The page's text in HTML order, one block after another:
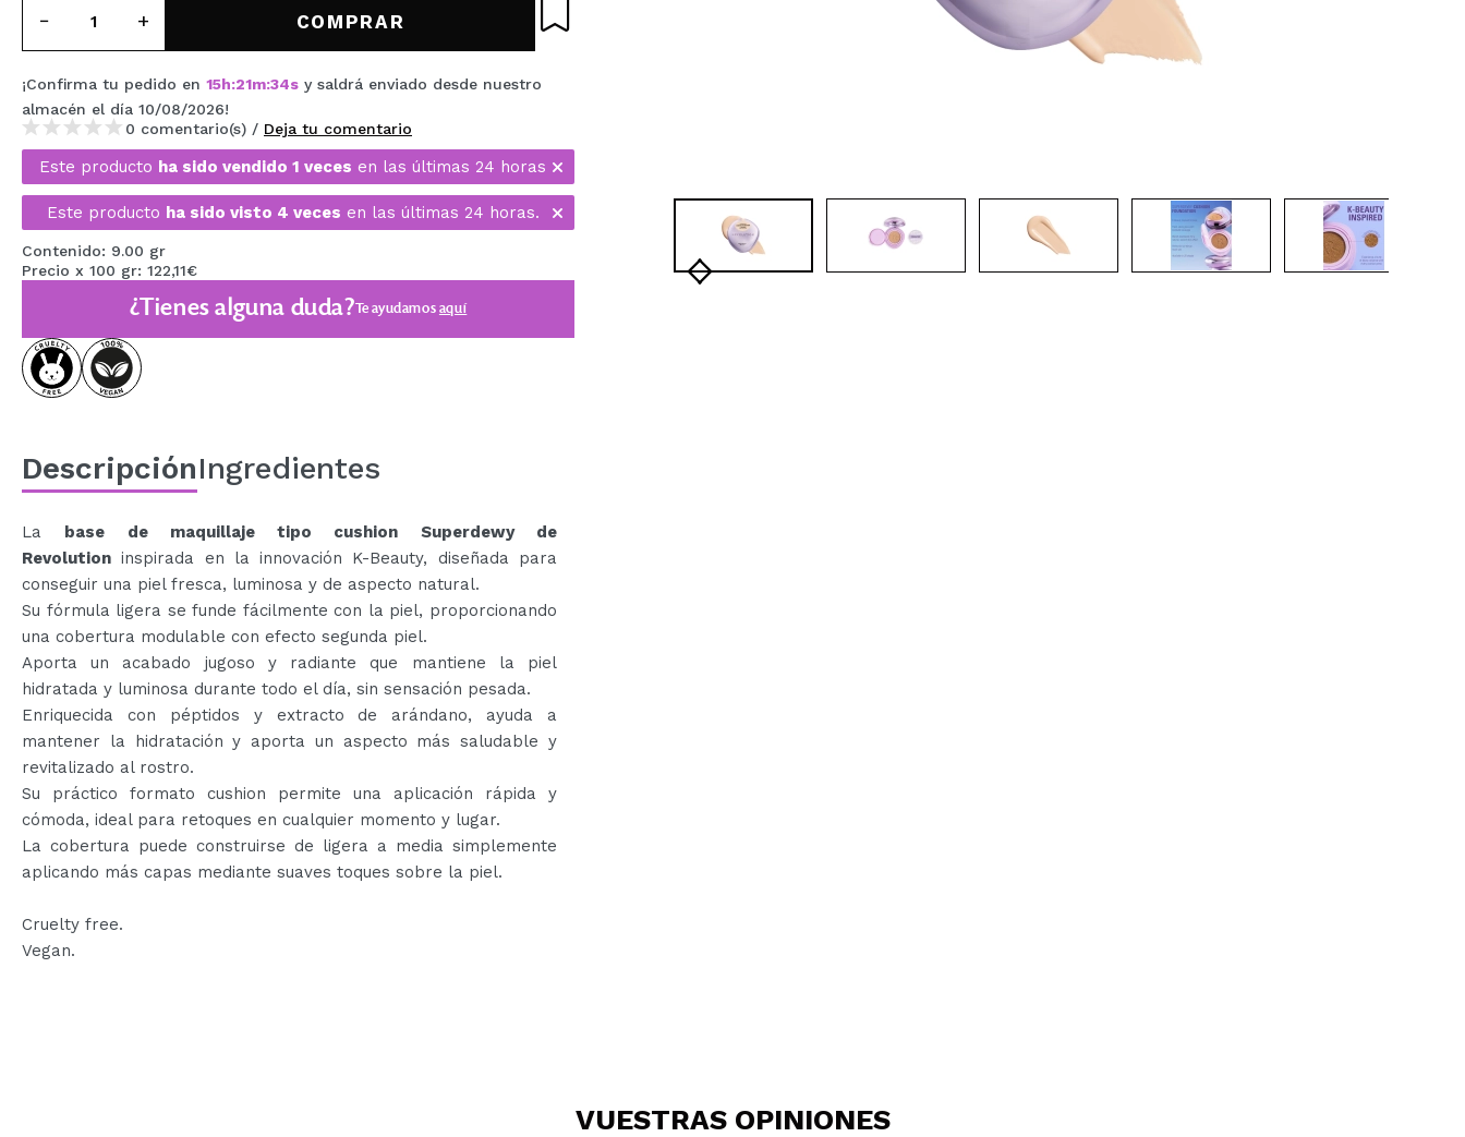
MAQUIFARMA
TRAVEL SIZE
NATURE
OFERTAS
OUTLET
¡HAN VUELTO!
PRÓXIMAMENTE
BLOG
CREAR CUENTA
COMPRAR
¡Confirma tu pedido en 15h:21m:34s y saldrá enviado desde nuestro
almacén el día 10/08/2026!
0 comentario(s) / Deja tu comentario
Este producto ha sido vendido 1 veces en las últimas 24 horas
Este producto ha sido visto 4 veces en las últimas 24 horas.
Contenido: 9.00 gr
Precio x 100 gr: 122,11€
¿Tienes alguna duda?Te ayudamosaquí
DescripciónIngredientes
La base de maquillaje tipo cushion Superdewy de
Revolution inspirada en la innovación K-Beauty, diseñada para
conseguir una piel fresca, luminosa y de aspecto natural.
Su fórmula ligera se funde fácilmente con la piel, proporcionando
una cobertura modulable con efecto segunda piel.
Aporta un acabado jugoso y radiante que mantiene la piel
hidratada y luminosa durante todo el día, sin sensación pesada.
Enriquecida con péptidos y extracto de arándano, ayuda a
mantener la hidratación y aporta un aspecto más saludable y
revitalizado al rostro.
Su práctico formato cushion permite una aplicación rápida y
cómoda, ideal para retoques en cualquier momento y lugar.
La cobertura puede construirse de ligera a media simplemente
aplicando más capas mediante suaves toques sobre la piel.
Cruelty free.
Vegan.
VUESTRAS OPINIONES